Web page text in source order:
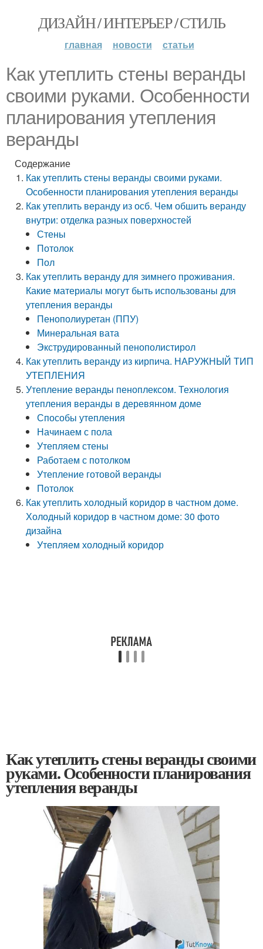
ДИЗАЙН / ИНТЕРЬЕР / СТИЛЬ
главная новости статьи
Как утеплить стены веранды
своими руками. Особенности
планирования утепления
веранды
Содержание
Как утеплить стены веранды своими руками.
Особенности планирования утепления веранды
Как утеплить веранду из осб. Чем обшить веранду
внутри: отделка разных поверхностей
Стены
Потолок
Пол
Как утеплить веранду для зимнего проживания.
Какие материалы могут быть использованы для
утепления веранды
Пенополиуретан (ППУ)
Минеральная вата
Экструдированный пенополистирол
Как утеплить веранду из кирпича. НАРУЖНЫЙ ТИП
УТЕПЛЕНИЯ
Утепление веранды пеноплексом. Технология
утепления веранды в деревянном доме
Способы утепления
Начинаем с пола
Утепляем стены
Работаем с потолком
Утепление готовой веранды
Потолок
Как утеплить холодный коридор в частном доме.
Холодный коридор в частном доме: 30 фото
дизайна
Утепляем холодный коридор
Как утеплить стены веранды своими
руками. Особенности планирования
утепления веранды